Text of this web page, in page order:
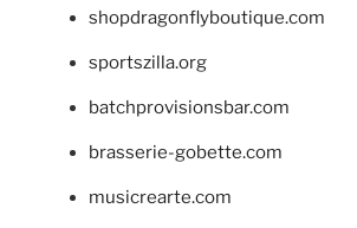
shopdragonflyboutique.com
sportszilla.org
batchprovisionsbar.com
brasserie-gobette.com
musicrearte.com